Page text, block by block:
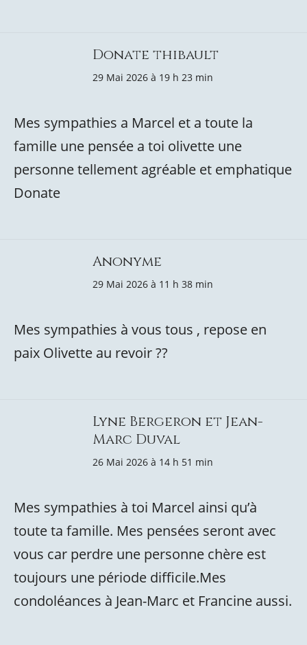
Donate thibault
29 Mai 2026 à 19 h 23 min
Mes sympathies a Marcel et a toute la
famille une pensée a toi olivette une
personne tellement agréable et emphatique
Donate
Anonyme
29 Mai 2026 à 11 h 38 min
Mes sympathies à vous tous , repose en
paix Olivette au revoir ??
Lyne Bergeron et Jean-
Marc Duval
26 Mai 2026 à 14 h 51 min
Mes sympathies à toi Marcel ainsi qu’à
toute ta famille. Mes pensées seront avec
vous car perdre une personne chère est
toujours une période difficile.Mes
condoléances à Jean-Marc et Francine aussi.